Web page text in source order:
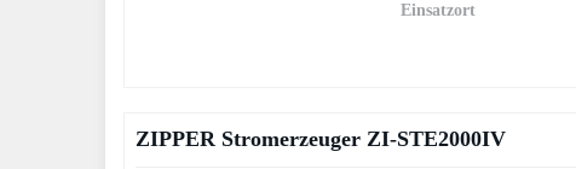
Einsatzort
ZIPPER Stromerzeuger ZI-STE2000IV